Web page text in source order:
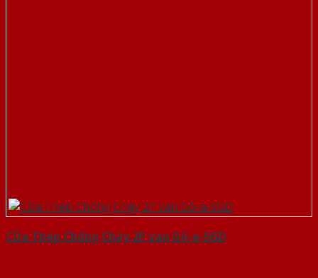
Cửa Thép Chống Cháy 2P van Gỗ-a-SGD